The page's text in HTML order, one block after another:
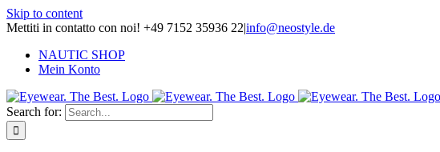
Skip to content
Mettiti in contatto con noi! +49 7152 35936 22|info@neostyle.de
NAUTIC SHOP
Mein Konto
Search for: